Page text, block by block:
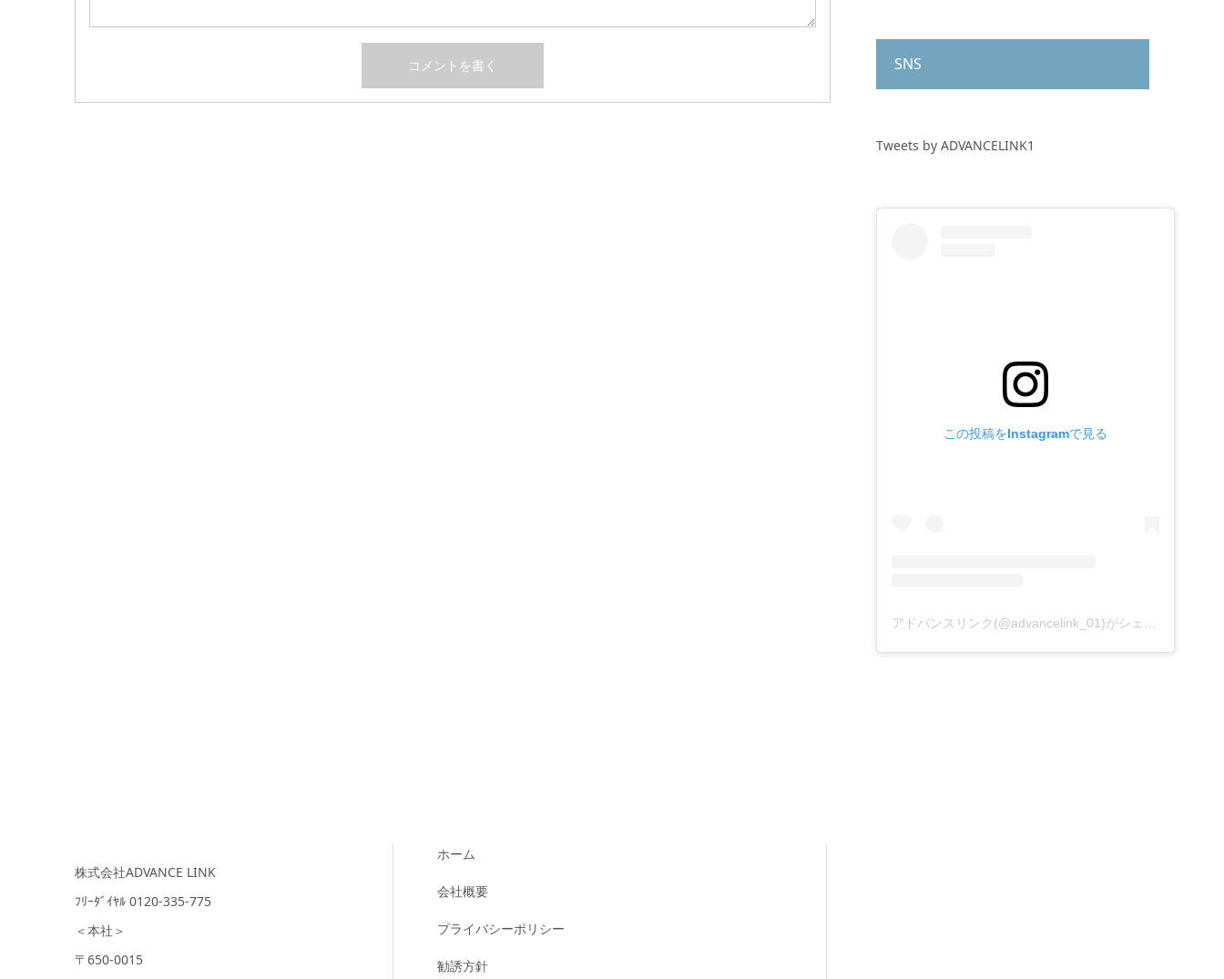
SNS
Tweets by ADVANCELINK1
この投稿をInstagramで見る
株式会社ADVANCE LINK
ﾌﾘｰﾀﾞｲﾔﾙ 0120-335-775
＜本社＞
〒650-0015
ホーム
会社概要
プライバシーポリシー
勧誘方針